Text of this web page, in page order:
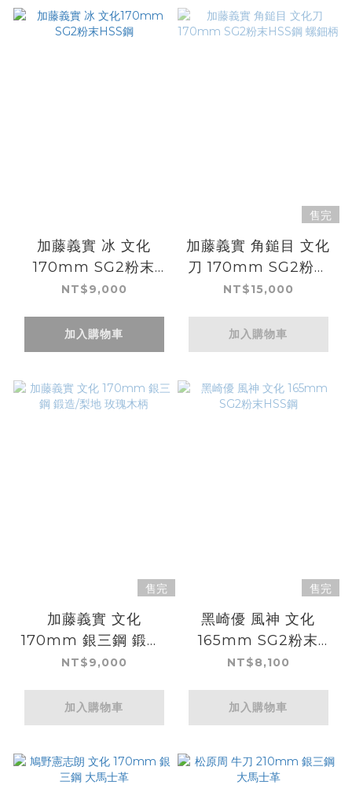
加藤義實 冰 文化
170mm SG2粉末
HSS鋼
NT$9,000
加入購物車
售完
加藤義實 角鎚目 文化
刀 170mm SG2粉末
HSS鋼 螺鈿柄
NT$15,000
加入購物車
售完
加藤義實 文化
170mm 銀三鋼 鍛造/
梨地 玫瑰木柄
NT$9,000
加入購物車
售完
黑崎優 風神 文化
165mm SG2粉末
HSS鋼
NT$8,100
加入購物車